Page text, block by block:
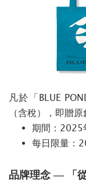
凡於「BLUE
（含稅），即贈
期間：2025
每日限量：
品牌理念 — 「